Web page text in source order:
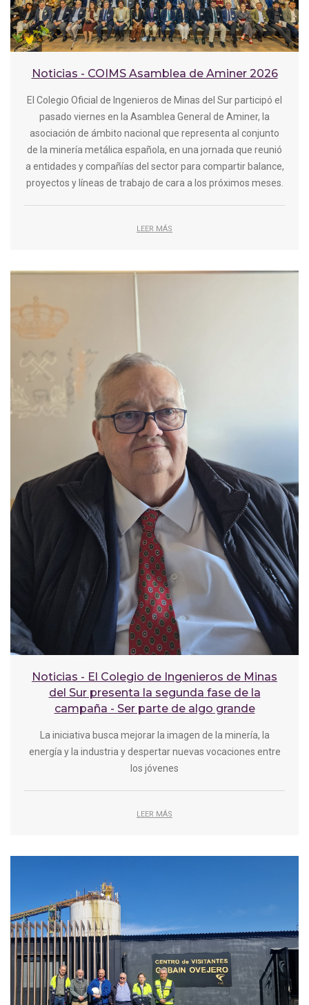
Noticias - COIMS Asamblea de Aminer 2026
El Colegio Oficial de Ingenieros de Minas del Sur participó el
pasado viernes en la Asamblea General de Aminer, la
asociación de ámbito nacional que representa al conjunto
de la minería metálica española, en una jornada que reunió
a entidades y compañías del sector para compartir balance,
proyectos y líneas de trabajo de cara a los próximos meses.
LEER MÁS
Noticias - El Colegio de Ingenieros de Minas
del Sur presenta la segunda fase de la
campaña - Ser parte de algo grande
La iniciativa busca mejorar la imagen de la minería, la
energía y la industria y despertar nuevas vocaciones entre
los jóvenes
LEER MÁS